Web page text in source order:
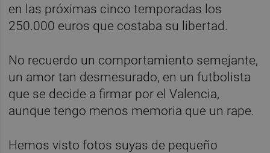
en las próximas cinco temporadas los
250.000 euros que costaba su libertad.
No recuerdo un comportamiento semejante,
un amor tan desmesurado, en un futbolista
que se decide a firmar por el Valencia,
aunque tengo menos memoria que un rape.
Hemos visto fotos suyas de pequeño